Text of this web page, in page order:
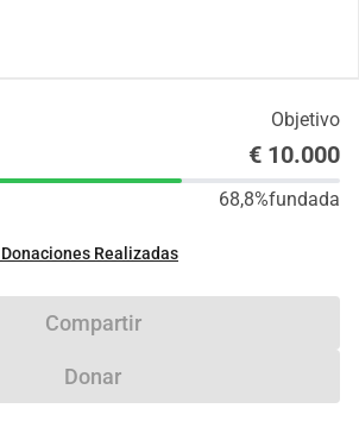
Objetivo
€ 10.000
68,8%fundada
Donaciones Realizadas
Compartir
Donar